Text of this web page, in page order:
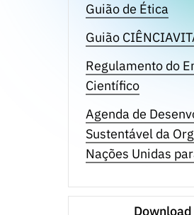
Guião de Ética
Guião
Regulamento do
Científico
Agenda de
Sustentável da
Nações Unidas